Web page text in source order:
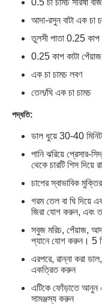
0.5 চা চামচ সরিষা বীজ
আদা-রসুন বাটা এক চা
তুলসী পাতা 0.25 কাপ
0.25 কাপ কাটা পেঁয়াজ
এক চা চামচ লবণ
তেল/ঘি এক চা চামচ
পদ্ধতি:
ডাল ধুয়ে 30-40 মিনিট
পানি ঝরিয়ে প্রেসার-
থেকে চারটি শিস দিয়ে
চাপের স্বাভাবিক
গরম তেল বা ঘি দিয়ে
জিরা যোগ করুন, এবং
সবুজ মরিচ, পেঁয়াজ,
প্যানে যোগ করুন। 5
এরপরে, রান্না করা
একত্রিত করুন
এটিকে ফোঁড়াতে আনুন
সামঞ্জস্য করুন